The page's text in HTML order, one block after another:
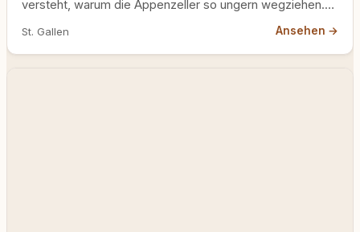
versteht, warum die Appenzeller so ungern wegziehen.…
St. Gallen Ansehen →